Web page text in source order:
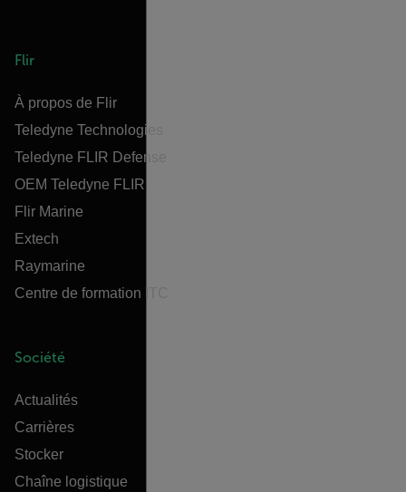
Flir
À propos de Flir
Teledyne Technologies
Teledyne FLIR Defense
OEM Teledyne FLIR
Flir Marine
Extech
Raymarine
Centre de formation ITC
Société
Actualités
Carrières
Stocker
Chaîne logistique